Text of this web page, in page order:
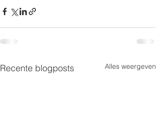
Recente blogposts Alles weergeven